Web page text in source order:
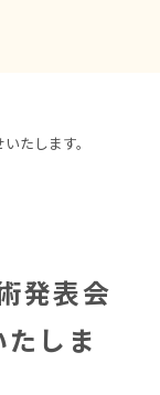
たします。
発表会
しま